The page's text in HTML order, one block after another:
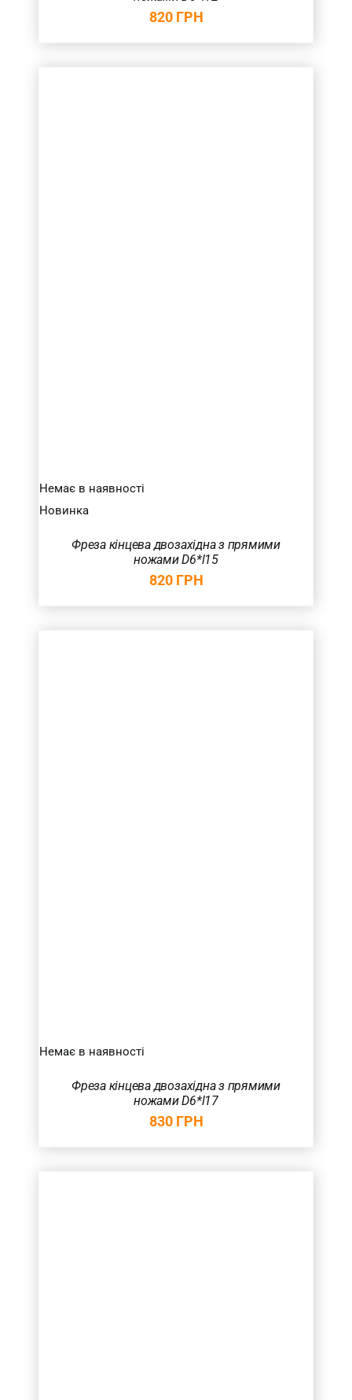
820 ГРН
Немає в наявності
Новинка
Фреза кінцева двозахідна з прямими
ножами D6*l15
820 ГРН
Немає в наявності
Фреза кінцева двозахідна з прямими
ножами D6*l17
830 ГРН